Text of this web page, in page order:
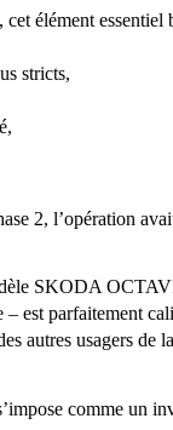
élément
stricts,
2, l’opération
SKODA
parfaitement
autres usagers
comme un